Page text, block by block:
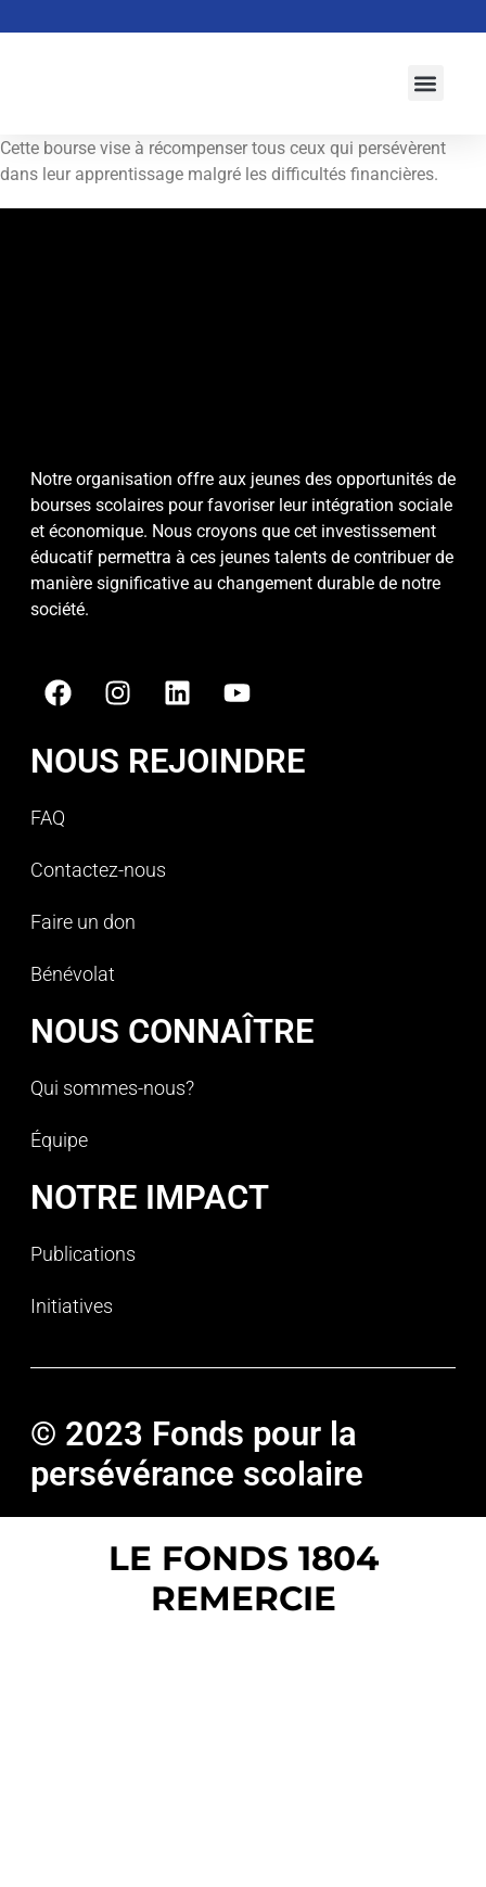
Cette bourse vise à récompenser tous ceux qui persévèrent
dans leur apprentissage malgré les difficultés financières.
Notre organisation offre aux jeunes des opportunités de
bourses scolaires pour favoriser leur intégration sociale
et économique. Nous croyons que cet investissement
éducatif permettra à ces jeunes talents de contribuer de
manière significative au changement durable de notre
société.
NOUS REJOINDRE
FAQ
Contactez-nous
Faire un don
Bénévolat
NOUS CONNAÎTRE
Qui sommes-nous?
Équipe
NOTRE IMPACT
Publications
Initiatives
© 2023 Fonds pour la
persévérance scolaire
LE FONDS 1804
REMERCIE